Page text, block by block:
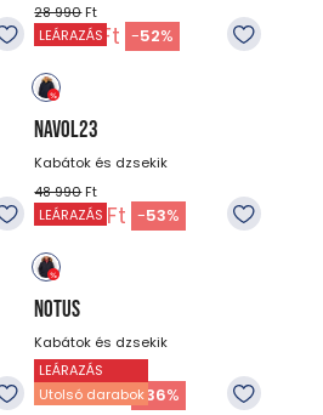
28 990Ft
13 990Ft -52%
LEÁRAZÁS
NAVOL23
Kabátok és dzsekik
48 990Ft
22 990 Ft -53%
LEÁRAZÁS
NOTUS
Kabátok és dzsekik
46 990Ft
29 990Ft -36%
LEÁRAZÁS
Utolsó darabok